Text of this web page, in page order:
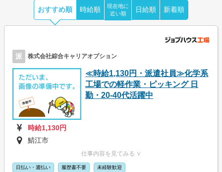
おすすめ順 時給順
現在地に
近い順
日給順 新着順
派 株式会社綜合キャリアオプション
≪時給1,130円・派遣社員≫化学系
工場での軽作業・ピッキング 日
勤・20-40代活躍中
時給1,130円
鯖江市
仕事内容を見てみる ∨
日払い・週払い 履歴書不要 未経験歓迎